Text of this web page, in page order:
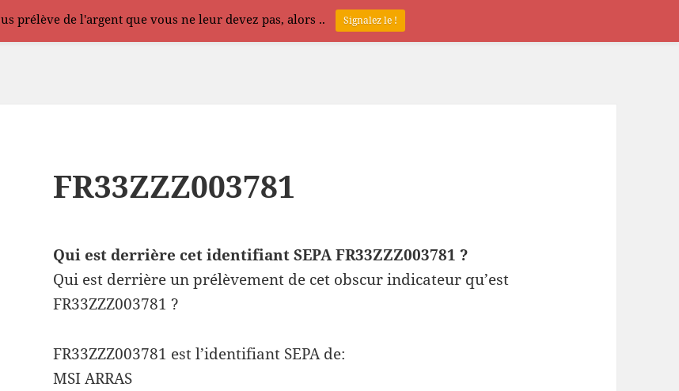
FR33ZZZ003781
Qui est derrière cet identifiant SEPA FR33ZZZ003781 ?
Qui est derrière un prélèvement de cet obscur indicateur qu’est
FR33ZZZ003781 ?
FR33ZZZ003781 est l’identifiant SEPA de:
MSI ARRAS
prélève de l'argent que vous ne leur devez pas, alors .. Signalez le !